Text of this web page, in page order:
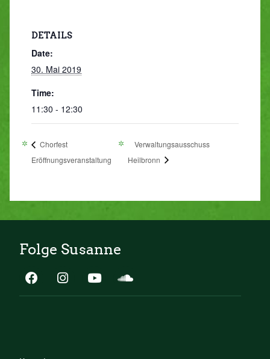
DETAILS
Date:
30. Mai 2019
Time:
11:30 - 12:30
Chorfest
Eröffnungsveranstaltung
Verwaltungsausschuss
Heilbronn
Folge Susanne